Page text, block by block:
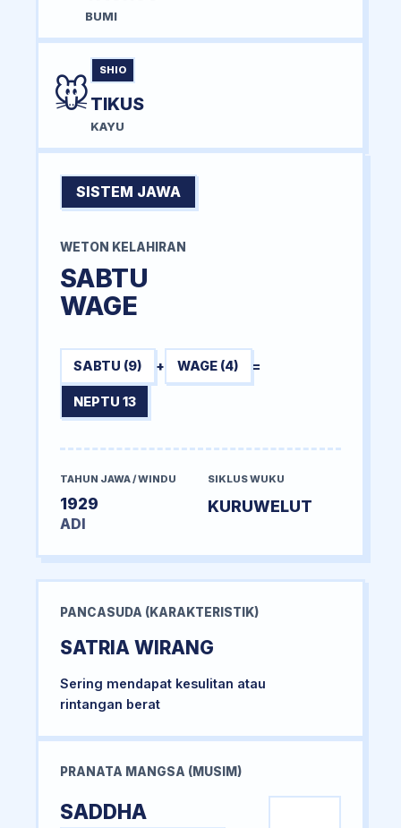
BUMI
🐭
SHIO
TIKUS
KAYU
SISTEM JAWA
WETON KELAHIRAN
SABTU
WAGE
SABTU (9) + WAGE (4) =
NEPTU 13
TAHUN JAWA / WINDU
1929
ADI
SIKLUS WUKU
KURUWELUT
PANCASUDA (KARAKTERISTIK)
SATRIA WIRANG
Sering mendapat kesulitan atau
rintangan berat
PRANATA MANGSA (MUSIM)
SADDHA